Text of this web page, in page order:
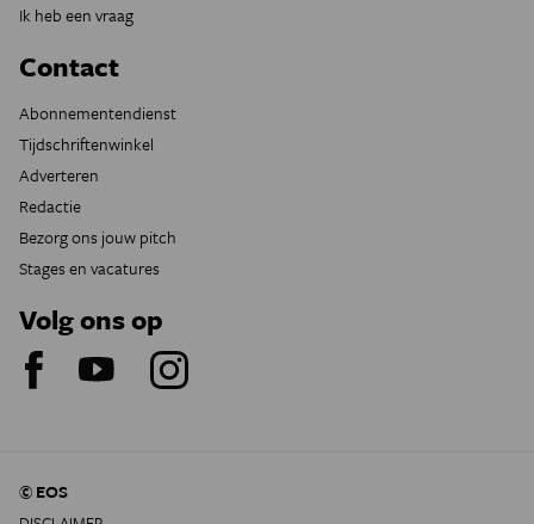
Ik heb een vraag
Contact
Abonnementendienst
Tijdschriftenwinkel
Adverteren
Redactie
Bezorg ons jouw pitch
Stages en vacatures
Volg ons op
© EOS